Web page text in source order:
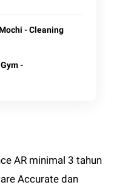
- Cleaning
-
AR minimal 3 tahun
Accurate dan